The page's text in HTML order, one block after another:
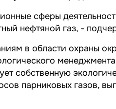
сферы
нефтяной газ, -
в области охраны
собственную
парниковых газов,